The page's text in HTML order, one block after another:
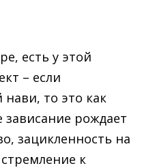
есть у этой
– если
нави, то это как
зависание рождает
зацикленность на
к